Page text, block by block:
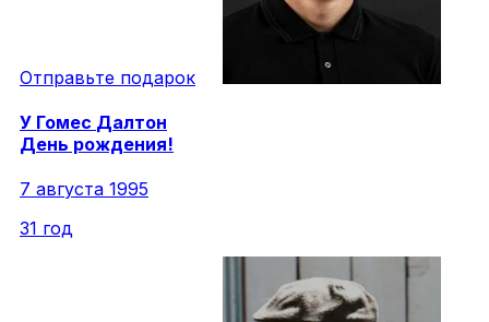
Отправьте подарок
У Гомес Далтон
День рождения!
7 августа 1995
31 год